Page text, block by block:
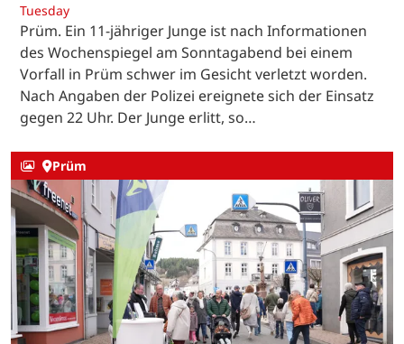
Tuesday
Prüm. Ein 11-jähriger Junge ist nach Informationen
des Wochenspiegel am Sonntagabend bei einem
Vorfall in Prüm schwer im Gesicht verletzt worden.
Nach Angaben der Polizei ereignete sich der Einsatz
gegen 22 Uhr. Der Junge erlitt, so…
Prüm